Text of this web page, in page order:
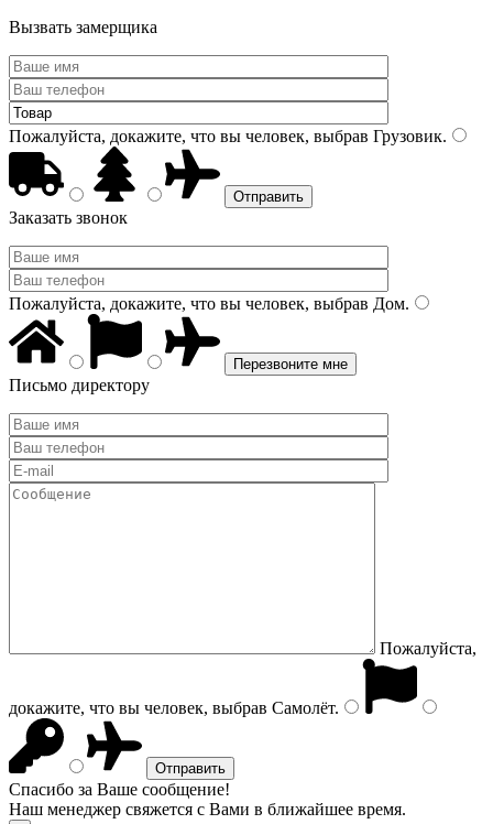
Вызвать замерщика
Пожалуйста, докажите, что вы человек, выбрав Грузовик.
Заказать звонок
Пожалуйста, докажите, что вы человек, выбрав Дом.
Письмо директору
Пожалуйста,
докажите, что вы человек, выбрав Самолёт.
Спасибо за Ваше сообщение!
Наш менеджер свяжется с Вами в ближайшее время.